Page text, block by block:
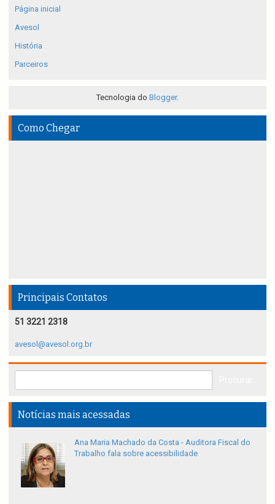
Página inicial
Avesol
História
Parceiros
Tecnologia do Blogger.
Como Chegar
Principais Contatos
51 3221 2318
avesol@avesol.org.br
Notícias mais acessadas
Ana Maria Machado da Costa - Auditora Fiscal do
Trabalho fala sobre acessibilidade